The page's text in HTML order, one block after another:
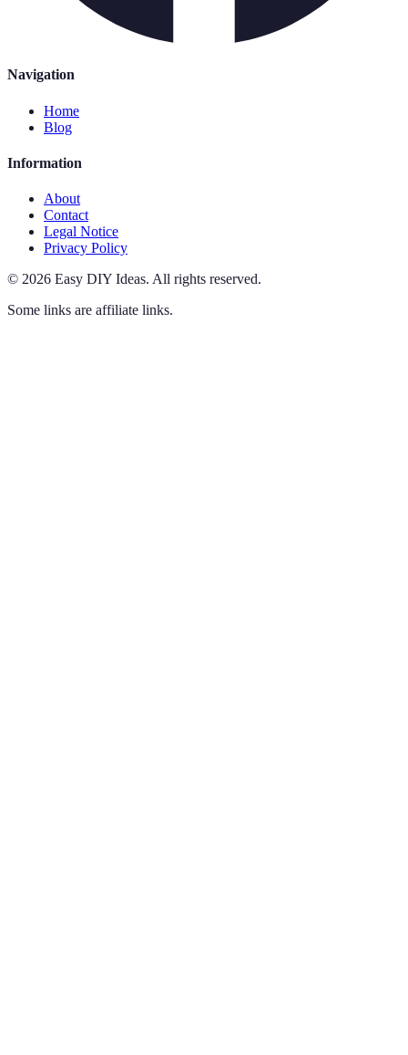
Navigation
Home
Blog
Information
About
Contact
Legal Notice
Privacy Policy
© 2026 Easy DIY Ideas. All rights reserved.
Some links are affiliate links.